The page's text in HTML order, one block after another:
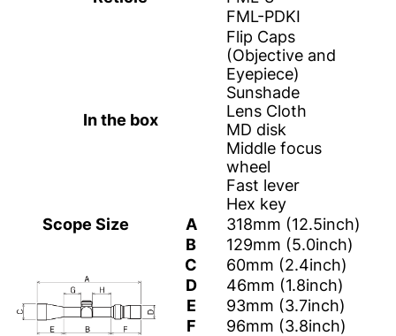
FML-PDKI
In the box
Flip Caps
(Objective and
Eyepiece)
Sunshade
Lens Cloth
MD disk
Middle focus
wheel
Fast lever
Hex key
Scope Size
A
318mm (12.5inch)
B
129mm (5.0inch)
C
60mm (2.4inch)
D
46mm (1.8inch)
E
93mm (3.7inch)
F
96mm (3.8inch)